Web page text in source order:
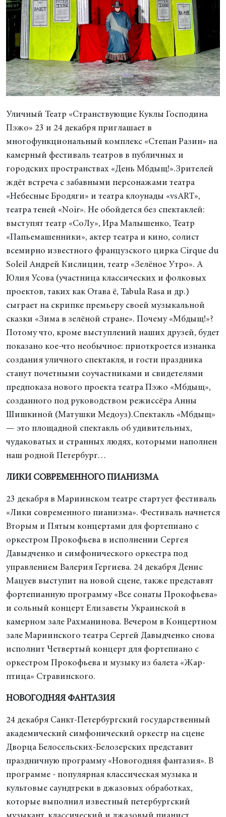
Уличный Театр «Странствующие Куклы Господина
Пэжо» 23 и 24 декабря приглашает в
многофункциональный комплекс «Степан Разин» на
камерный фестиваль театров в публичных и
городских пространствах «День Мбдыщ!».Зрителей
ждёт встреча с забавными персонажами театра
«Небесные Бродяги» и театра клоунады «vsART»,
театра теней «Noir». Не обойдется без спектаклей:
выступят театр «СоЛу», Ира Малышенко, Театр
«Папьемашенники», актер театра и кино, солист
всемирно известного французского цирка Cirque du
Soleil Андрей Кислицин, театр «Зелёное Утро». А
Юлия Усова (участница классических и фолковых
проектов, таких как Отава ё, Tabula Rasa и др.)
сыграет на скрипке премьеру своей музыкальной
сказки «Зима в зелёной стране». Почему «Мбдыщ!»?
Потому что, кроме выступлений наших друзей, будет
показано кое-что необычное: приоткроется изнанка
создания уличного спектакля, и гости праздника
станут почетными соучастниками и свидетелями
предпоказа нового проекта театра Пэжо «Мбдыщ»,
созданного под руководством режиссёра Анны
Шишкиной (Матушки Медоуз).Спектакль «Мбдыщ»
— это площадной спектакль об удивительных,
чудаковатых и странных людях, которыми наполнен
наш родной Петербург…
ЛИКИ СОВРЕМЕННОГО ПИАНИЗМА
23 декабря в Мариинском театре стартует фестиваль
«Лики современного пианизма». Фестиваль начнется
Вторым и Пятым концертами для фортепиано с
оркестром Прокофьева в исполнении Сергея
Давыдченко и симфонического оркестра под
управлением Валерия Гергиева. 24 декабря Денис
Мацуев выступит на новой сцене, также представят
фортепианную программу «Все сонаты Прокофьева»
и сольный концерт Елизаветы Украинской в
камерном зале Рахманинова. Вечером в Концертном
зале Мариинского театра Сергей Давыдченко снова
исполнит Четвертый концерт для фортепиано с
оркестром Прокофьева и музыку из балета «Жар-
птица» Стравинского.
НОВОГОДНЯЯ ФАНТАЗИЯ
24 декабря Санкт-Петербургский государственный
академический симфонический оркестр на сцене
Дворца Белосельских-Белозерских представит
праздничную программу «Новогодняя фантазия». В
программе - популярная классическая музыка и
культовые саундтреки в джазовых обработках,
которые выполнил известный петербургский